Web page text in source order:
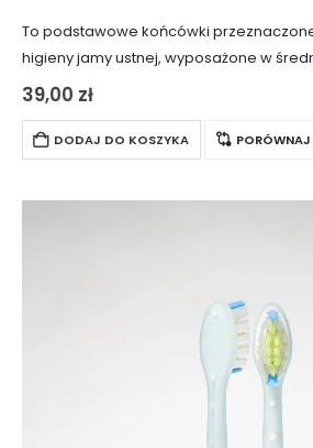
To podstawowe końcówki
higieny jamy ustnej, wyposażone w
które skutecznie usuwa bakterie z
czyszczące są zaprojektowane tak, że
39,00 zł
DODAJ DO KOSZYKA PORÓWNAJ